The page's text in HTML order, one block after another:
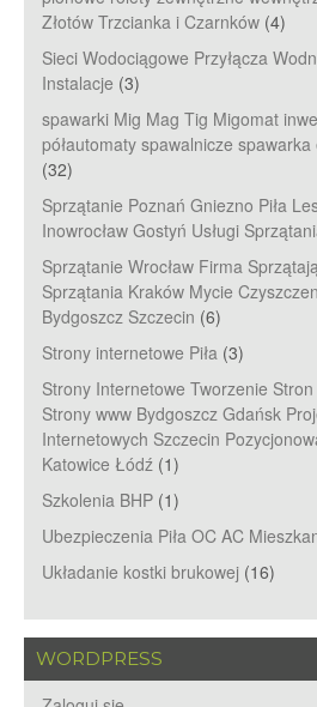
Złotów Trzcianka i Czarnków (4)
Sieci Wodociągowe Przyłącza
Instalacje (3)
spawarki Mig Mag Tig Migomat
półautomaty spawalnicze
(32)
Sprzątanie Poznań Gniezno Piła
Inowrocław Gostyń Usługi
Sprzątanie Wrocław Firma
Sprzątania Kraków Mycie
Bydgoszcz Szczecin (6)
Strony internetowe Piła (3)
Strony Internetowe Tworzenie
Strony www Bydgoszcz Gdańsk
Internetowych Szczecin
Katowice Łódź (1)
Szkolenia BHP (1)
Ubezpieczenia Piła OC AC
Układanie kostki brukowej (16)
WORDPRESS